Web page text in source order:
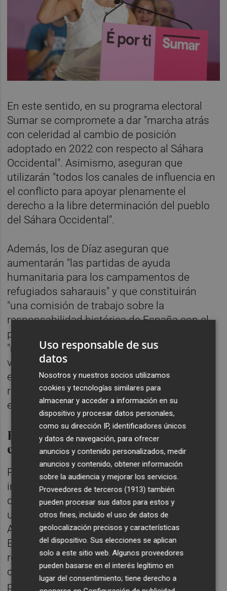
En este sentido, en su programa electoral
Sumar se compromete a dar "marcha atrás
con celeridad al cambio de posición
adoptado en 2022 con respecto al Sáhara
Occidental". Asimismo, aseguran que
utilizarán "todos los canales de influencia en
el conflicto para apoyar plenamente el
derecho a la libre determinación del pueblo
del Sáhara Occidental".
Además, los de Díaz aseguran que
aumentarán "las partidas de ayuda
humanitaria para los campamentos de
refugiados saharauis" y que constituirán
"una comisión de trabajo sobre la
responsabilidad histórica de España con el
pueblo saharaui" que deberá proponer
"medidas para aplicar los principios de
verdad, justicia, reparación y no repetición"
en relación con la antigua colonia y "la
responsabilidad histórica del Estado
español".
El PP, a recuperar el equilibrio
entre Marruecos y Argelia
Por su parte, los de Alberto Núñez Feijóo
inciden en que desde la Transición "los
diferentes gobiernos han sabido mantener
un razonable equilibrio entre Marruecos y
Argelia sin olvidar" las responsabilidades de
España con los saharauis. "España debe
recuperar una política exterior que haga
compatible una relación de vecindad
profunda y sólida con Marruecos y con
Uso responsable de sus
datos
Nosotros y nuestros socios utilizamos
cookies y tecnologías similares para
almacenar y acceder a información en su
dispositivo y procesar datos personales,
como su dirección IP, identificadores únicos
y datos de navegación, para ofrecer
anuncios y contenido personalizados, medir
anuncios y contenido, obtener información
sobre la audiencia y mejorar los servicios.
Proveedores de terceros (1913) también
pueden procesar sus datos para estos y
otros fines, incluido el uso de datos de
geolocalización precisos y características
del dispositivo. Sus elecciones se aplican
solo a este sitio web. Algunos proveedores
pueden basarse en el interés legítimo en
lugar del consentimiento; tiene derecho a